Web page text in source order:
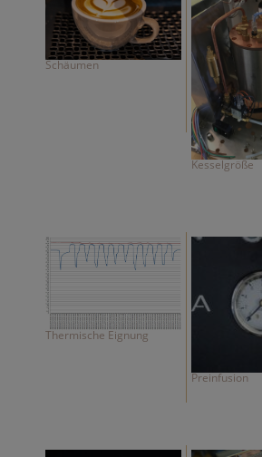
Schäumen
Kesselgröße
Thermische Eignung
Preinfusion